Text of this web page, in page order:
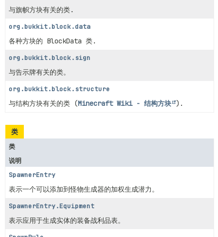
与旗帜方块有关的类.
org.bukkit.block.data
各种方块的 BlockData 类.
org.bukkit.block.sign
与告示牌有关的类。
org.bukkit.block.structure
与结构方块有关的类 (Minecraft Wiki - 结构方块 ).
类
类
说明
SpawnerEntry
表示一个可以添加到怪物生成器的加权生成潜力。
SpawnerEntry.Equipment
表示应用于生成实体的装备战利品表。